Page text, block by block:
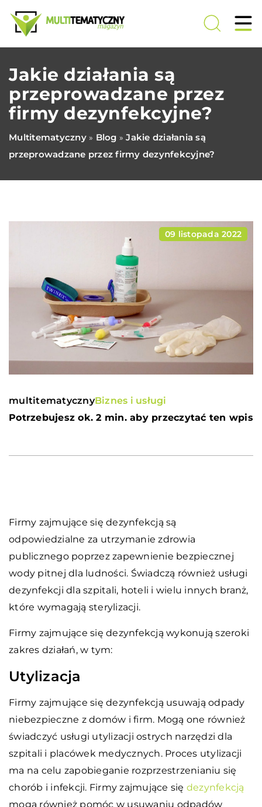
Jakie działania są
przeprowadzane przez
firmy dezynfekcyjne?
Multitematyczny» Blog »Jakie działania są
przeprowadzane przez firmy dezynfekcyjne?
09 listopada 2022
multitematycznyBiznes i usługi
Potrzebujesz ok. 2 min. aby przeczytać ten wpis
Firmy zajmujące się dezynfekcją są
odpowiedzialne za utrzymanie zdrowia
publicznego poprzez zapewnienie bezpiecznej
wody pitnej dla ludności. Świadczą również usługi
dezynfekcji dla szpitali, hoteli i wielu innych branż,
które wymagają sterylizacji.
Firmy zajmujące się dezynfekcją wykonują szeroki
zakres działań, w tym:
Utylizacja
Firmy zajmujące się dezynfekcją usuwają odpady
niebezpieczne z domów i firm. Mogą one również
świadczyć usługi utylizacji ostrych narzędzi dla
szpitali i placówek medycznych. Proces utylizacji
ma na celu zapobieganie rozprzestrzenianiu się
chorób i infekcji. Firmy zajmujące się dezynfekcją
mogą również pomóc w usuwaniu odpadów